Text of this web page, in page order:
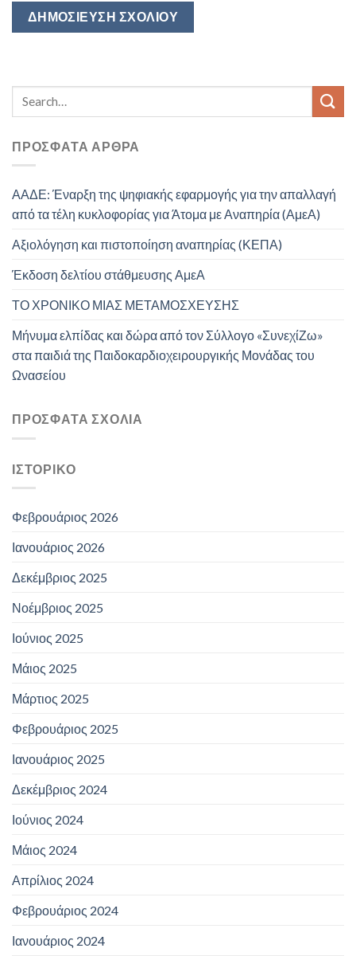
ΠΡΌΣΦΑΤΑ ΆΡΘΡΑ
ΑΑΔΕ: Έναρξη της ψηφιακής εφαρμογής για την απαλλαγή
από τα τέλη κυκλοφορίας για Άτομα με Αναπηρία (ΑμεΑ)
Αξιολόγηση και πιστοποίηση αναπηρίας (ΚΕΠΑ)
Έκδοση δελτίου στάθμευσης ΑμεΑ
ΤΟ ΧΡΟΝΙΚΟ ΜΙΑΣ ΜΕΤΑΜΟΣΧΕΥΣΗΣ
Μήνυμα ελπίδας και δώρα από τον Σύλλογο «ΣυνεχίΖω»
στα παιδιά της Παιδοκαρδιοχειρουργικής Μονάδας του
Ωνασείου
ΠΡΌΣΦΑΤΑ ΣΧΌΛΙΑ
ΙΣΤΟΡΙΚΌ
Φεβρουάριος 2026
Ιανουάριος 2026
Δεκέμβριος 2025
Νοέμβριος 2025
Ιούνιος 2025
Μάιος 2025
Μάρτιος 2025
Φεβρουάριος 2025
Ιανουάριος 2025
Δεκέμβριος 2024
Ιούνιος 2024
Μάιος 2024
Απρίλιος 2024
Φεβρουάριος 2024
Ιανουάριος 2024